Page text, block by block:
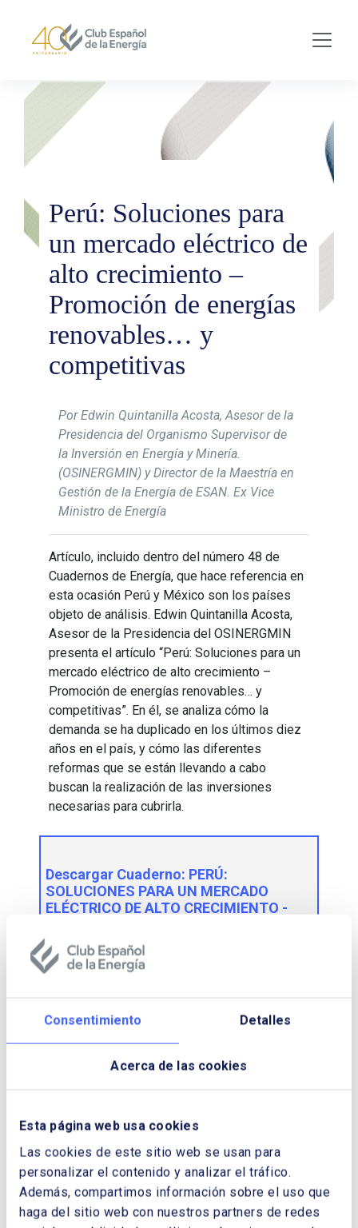
Consentimiento Detalles
Acerca de las cookies
Esta página web usa cookies
Las cookies de este sitio web se usan para
personalizar el contenido y analizar el tráfico.
Además, compartimos información sobre el uso que
haga del sitio web con nuestros partners de redes
Perú: Soluciones para
un mercado eléctrico de
alto crecimiento –
Promoción de energías
renovables… y
competitivas
Por Edwin Quintanilla Acosta, Asesor de la
Presidencia del Organismo Supervisor de
la Inversión en Energía y Minería.
(OSINERGMIN) y Director de la Maestría en
Gestión de la Energía de ESAN. Ex Vice
Ministro de Energía
Artículo, incluido dentro del número 48 de
Cuadernos de Energía, que hace referencia en
esta ocasión Perú y México son los países
objeto de análisis. Edwin Quintanilla Acosta,
Asesor de la Presidencia del OSINERGMIN
presenta el artículo “Perú: Soluciones para un
mercado eléctrico de alto crecimiento –
Promoción de energías renovables… y
competitivas”. En él, se analiza cómo la
demanda se ha duplicado en los últimos diez
años en el país, y cómo las diferentes
reformas que se están llevando a cabo
buscan la realización de las inversiones
necesarias para cubrirla.
Descargar Cuaderno: PERÚ:
SOLUCIONES PARA UN MERCADO
ELÉCTRICO DE ALTO CRECIMIENTO -
RENOVABLES… Y COMPETITIVAS
NOMBRE Y APELLIDOS:
EMPRESA:
TELÉFONO: